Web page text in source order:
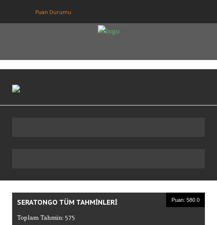
AnasayfaPuan Durumu
SERATONGO TÜM TAHMINLERI Puan: 580.0
Toplam Tahmin: 575